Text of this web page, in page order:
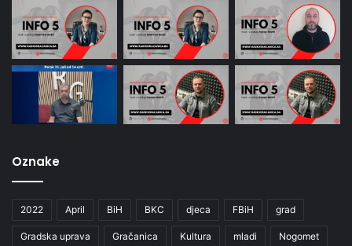
Oznake
2022 April BiH BKC djeca FBiH grad
Gradska uprava Gračanica Kultura mladi Nogomet